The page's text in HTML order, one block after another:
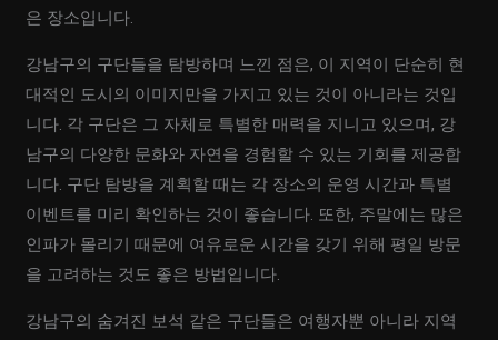
은 장소입니다.
강남구의 구단들을 탐방하며 느낀 점은, 이 지역이 단순히 현
대적인 도시의 이미지만을 가지고 있는 것이 아니라는 것입
니다. 각 구단은 그 자체로 특별한 매력을 지니고 있으며, 강
남구의 다양한 문화와 자연을 경험할 수 있는 기회를 제공합
니다. 구단 탐방을 계획할 때는 각 장소의 운영 시간과 특별
이벤트를 미리 확인하는 것이 좋습니다. 또한, 주말에는 많은
인파가 몰리기 때문에 여유로운 시간을 갖기 위해 평일 방문
을 고려하는 것도 좋은 방법입니다.
강남구의 숨겨진 보석 같은 구단들은 여행자뿐 아니라 지역